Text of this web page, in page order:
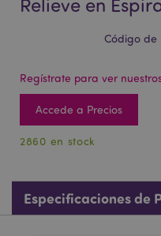
Código de
Regístrate para ver
Accede a Precios
2860 en stock
Especificaciones de